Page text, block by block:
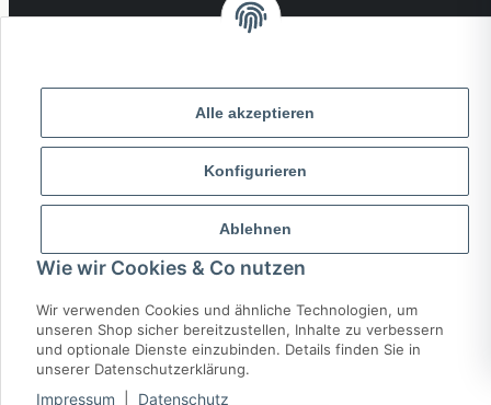
Alle akzeptieren
Konfigurieren
Ablehnen
Wie wir Cookies & Co nutzen
Wir verwenden Cookies und ähnliche Technologien, um
unseren Shop sicher bereitzustellen, Inhalte zu verbessern
und optionale Dienste einzubinden. Details finden Sie in
unserer Datenschutzerklärung.
Impressum Datenschutz
MasterCard
* Alle Preise inkl. gesetzlicher USt., zzgl.Versand
© 2026 MCTRADE24. Alle Rechte vorbehalten.